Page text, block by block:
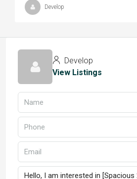
Develop
Develop
View Listings